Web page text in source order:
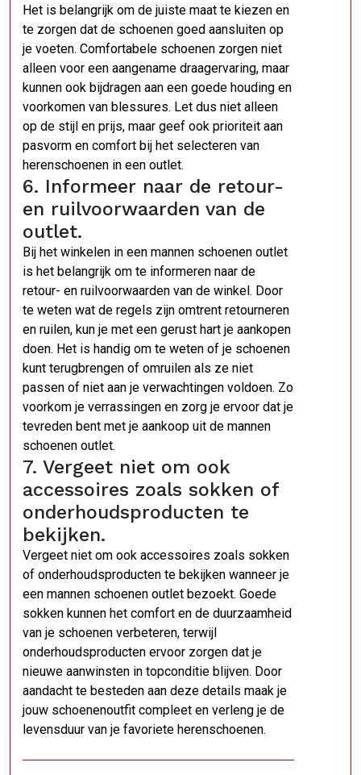
Het is belangrijk om de juiste maat te kiezen en
te zorgen dat de schoenen goed aansluiten op
je voeten. Comfortabele schoenen zorgen niet
alleen voor een aangename draagervaring, maar
kunnen ook bijdragen aan een goede houding en
voorkomen van blessures. Let dus niet alleen
op de stijl en prijs, maar geef ook prioriteit aan
pasvorm en comfort bij het selecteren van
herenschoenen in een outlet.
6. Informeer naar de retour-
en ruilvoorwaarden van de
outlet.
Bij het winkelen in een mannen schoenen outlet
is het belangrijk om te informeren naar de
retour- en ruilvoorwaarden van de winkel. Door
te weten wat de regels zijn omtrent retourneren
en ruilen, kun je met een gerust hart je aankopen
doen. Het is handig om te weten of je schoenen
kunt terugbrengen of omruilen als ze niet
passen of niet aan je verwachtingen voldoen. Zo
voorkom je verrassingen en zorg je ervoor dat je
tevreden bent met je aankoop uit de mannen
schoenen outlet.
7. Vergeet niet om ook
accessoires zoals sokken of
onderhoudsproducten te
bekijken.
Vergeet niet om ook accessoires zoals sokken
of onderhoudsproducten te bekijken wanneer je
een mannen schoenen outlet bezoekt. Goede
sokken kunnen het comfort en de duurzaamheid
van je schoenen verbeteren, terwijl
onderhoudsproducten ervoor zorgen dat je
nieuwe aanwinsten in topconditie blijven. Door
aandacht te besteden aan deze details maak je
jouw schoenenoutfit compleet en verleng je de
levensduur van je favoriete herenschoenen.